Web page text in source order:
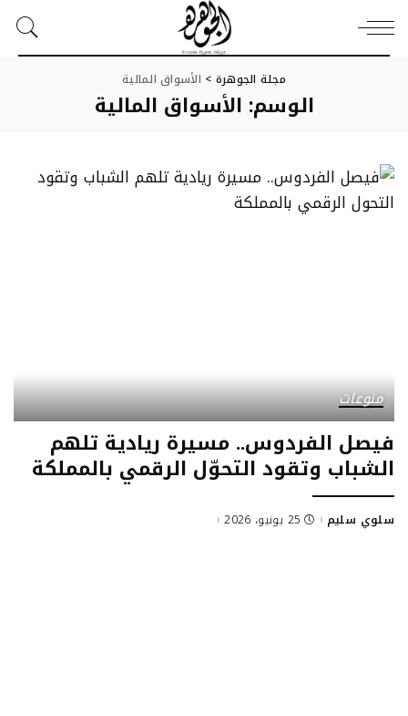
مجلة الجوهرة > الأسواق المالية
الوسم: الأسواق المالية
منوعات
فيصل الفردوس.. مسيرة ريادية تلهم
الشباب وتقود التحوّل الرقمي بالمملكة
Posted
سلوي سليم 25 يونيو، 2026